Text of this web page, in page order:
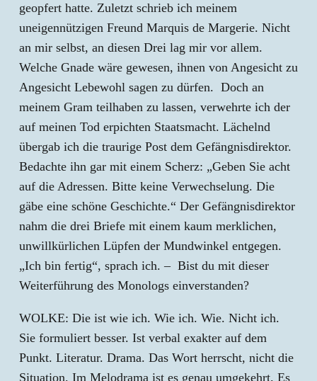
geopfert hatte. Zuletzt schrieb ich meinem
uneigennützigen Freund Marquis de Margerie. Nicht
an mir selbst, an diesen Drei lag mir vor allem.
Welche Gnade wäre gewesen, ihnen von Angesicht zu
Angesicht Lebewohl sagen zu dürfen. Doch an
meinem Gram teilhaben zu lassen, verwehrte ich der
auf meinen Tod erpichten Staatsmacht. Lächelnd
übergab ich die traurige Post dem Gefängnisdirektor.
Bedachte ihn gar mit einem Scherz: „Geben Sie acht
auf die Adressen. Bitte keine Verwechselung. Die
gäbe eine schöne Geschichte.“ Der Gefängnisdirektor
nahm die drei Briefe mit einem kaum merklichen,
unwillkürlichen Lüpfen der Mundwinkel entgegen.
„Ich bin fertig“, sprach ich. – Bist du mit dieser
Weiterführung des Monologs einverstanden?
WOLKE: Die ist wie ich. Wie ich. Wie. Nicht ich.
Sie formuliert besser. Ist verbal exakter auf dem
Punkt. Literatur. Drama. Das Wort herrscht, nicht die
Situation. Im Melodrama ist es genau umgekehrt. Es